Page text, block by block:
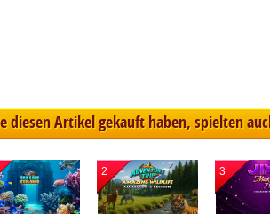
diesen Artikel gekauft haben, spielten
2 3